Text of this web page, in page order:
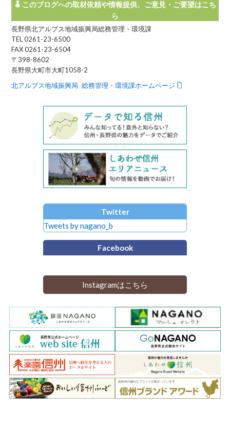
このブログへの取材依頼や情報提供、ご意見・ご要望はこち
ら
長野県北アルプス地域振興局総務管理・環境課
TEL 0261-23-6500
FAX 0261-23-6504
〒398-8602
長野県大町市大町1058-2
北アルプス地域振興局 総務管理・環境課ホームページ
Twitter
Tweets by nagano_b
Facebook
Instagramはこちら